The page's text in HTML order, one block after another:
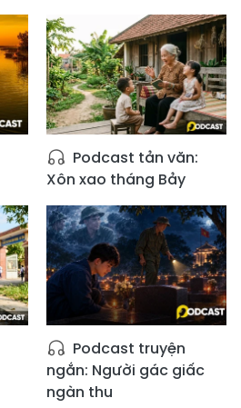
Podcast tản văn:
Xôn xao tháng Bảy
Podcast truyện
ngắn: Người gác giấc
ngàn thu